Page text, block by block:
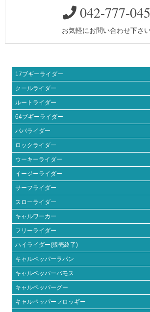
042-777-
お気軽にお問い合わせ下さい
17ブギーライダー
クールライダー
ルートライダー
64ブギーライダー
パパライダー
ロックライダー
ウーキーライダー
イージーライダー
サーフライダー
スローライダー
キャルワーカー
フリーライダー
ハイライダー(販売終了)
キャルペッパーラパン
キャルペッパーバモス
キャルペッパーグー
キャルペッパーフロッギー